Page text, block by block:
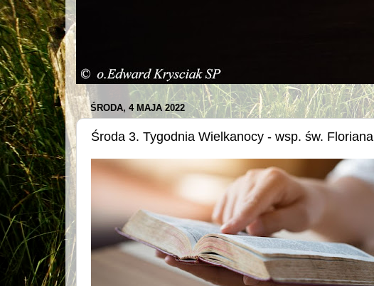
ŚRODA, 4 MAJA 2022
Środa 3. Tygodnia Wielkanocy - wsp. św. Floriana